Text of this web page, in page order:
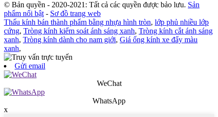
© Bản quyền - 2020-2021: Tất cả các quyền được bảo lưu. Sản
phẩm nổi bật - Sơ đồ trang web
Thấu kính bán thành phẩm bằng nhựa hình tròn, lớp phủ nhiều lớp
cứng, Tròng kính kiểm soát ánh sáng xanh, Tròng kính cắt ánh sáng
xanh, Tròng kính dành cho nam giới, Giá ống kính xe đẩy màu
xanh,
Gửi email
WeChat
WhatsApp
x